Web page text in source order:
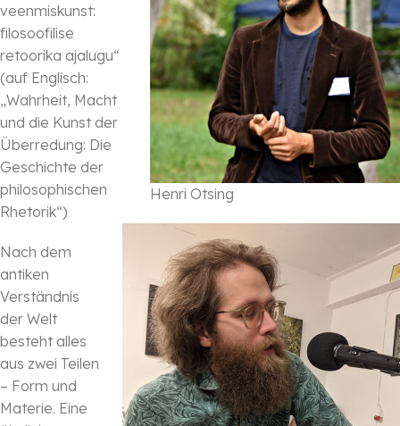
Henri Otsing
veenmiskunst:
filosoofilise
retoorika ajalugu“
(auf Englisch:
„Wahrheit, Macht
und die Kunst der
Überredung: Die
Geschichte der
philosophischen
Rhetorik“)
Nach dem
antiken
Verständnis
der Welt
besteht alles
aus zwei Teilen
– Form und
Materie. Eine